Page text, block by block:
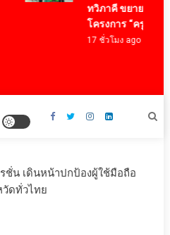
ทวิภาคี ขยายโอกาส
โครงการ “ครูอาชีวะ
17 ชั่วโมง ago
ชั่น เดินหน้าปกป้องผู้ใช้มือถือ
ดทั่วไทย